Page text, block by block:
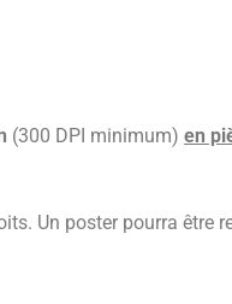
(300 DPI minimum) en
Un poster pourra être